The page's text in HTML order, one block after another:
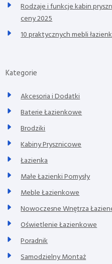
Rodzaje i funkcje kabin
ceny 2025
10 praktycznych mebli
Kategorie
Akcesoria i Dodatki
Baterie Łazienkowe
Brodziki
Kabiny Prysznicowe
Łazienka
Małe Łazienki Pomysły
Meble Łazienkowe
Nowoczesne Wnętrza
Oświetlenie Łazienkowe
Poradnik
Samodzielny Montaż